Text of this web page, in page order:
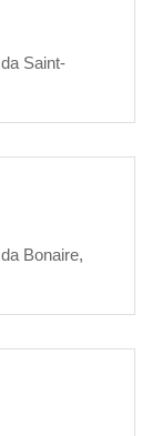
Saint-
Bonaire,